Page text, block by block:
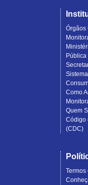
Órgãos
Pública
Como
Quem
Código
(CDC)
Termos